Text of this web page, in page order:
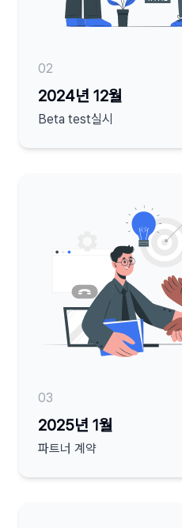
02
2024년 12월
Beta test실시
03
2025년 1월
파트너 계약